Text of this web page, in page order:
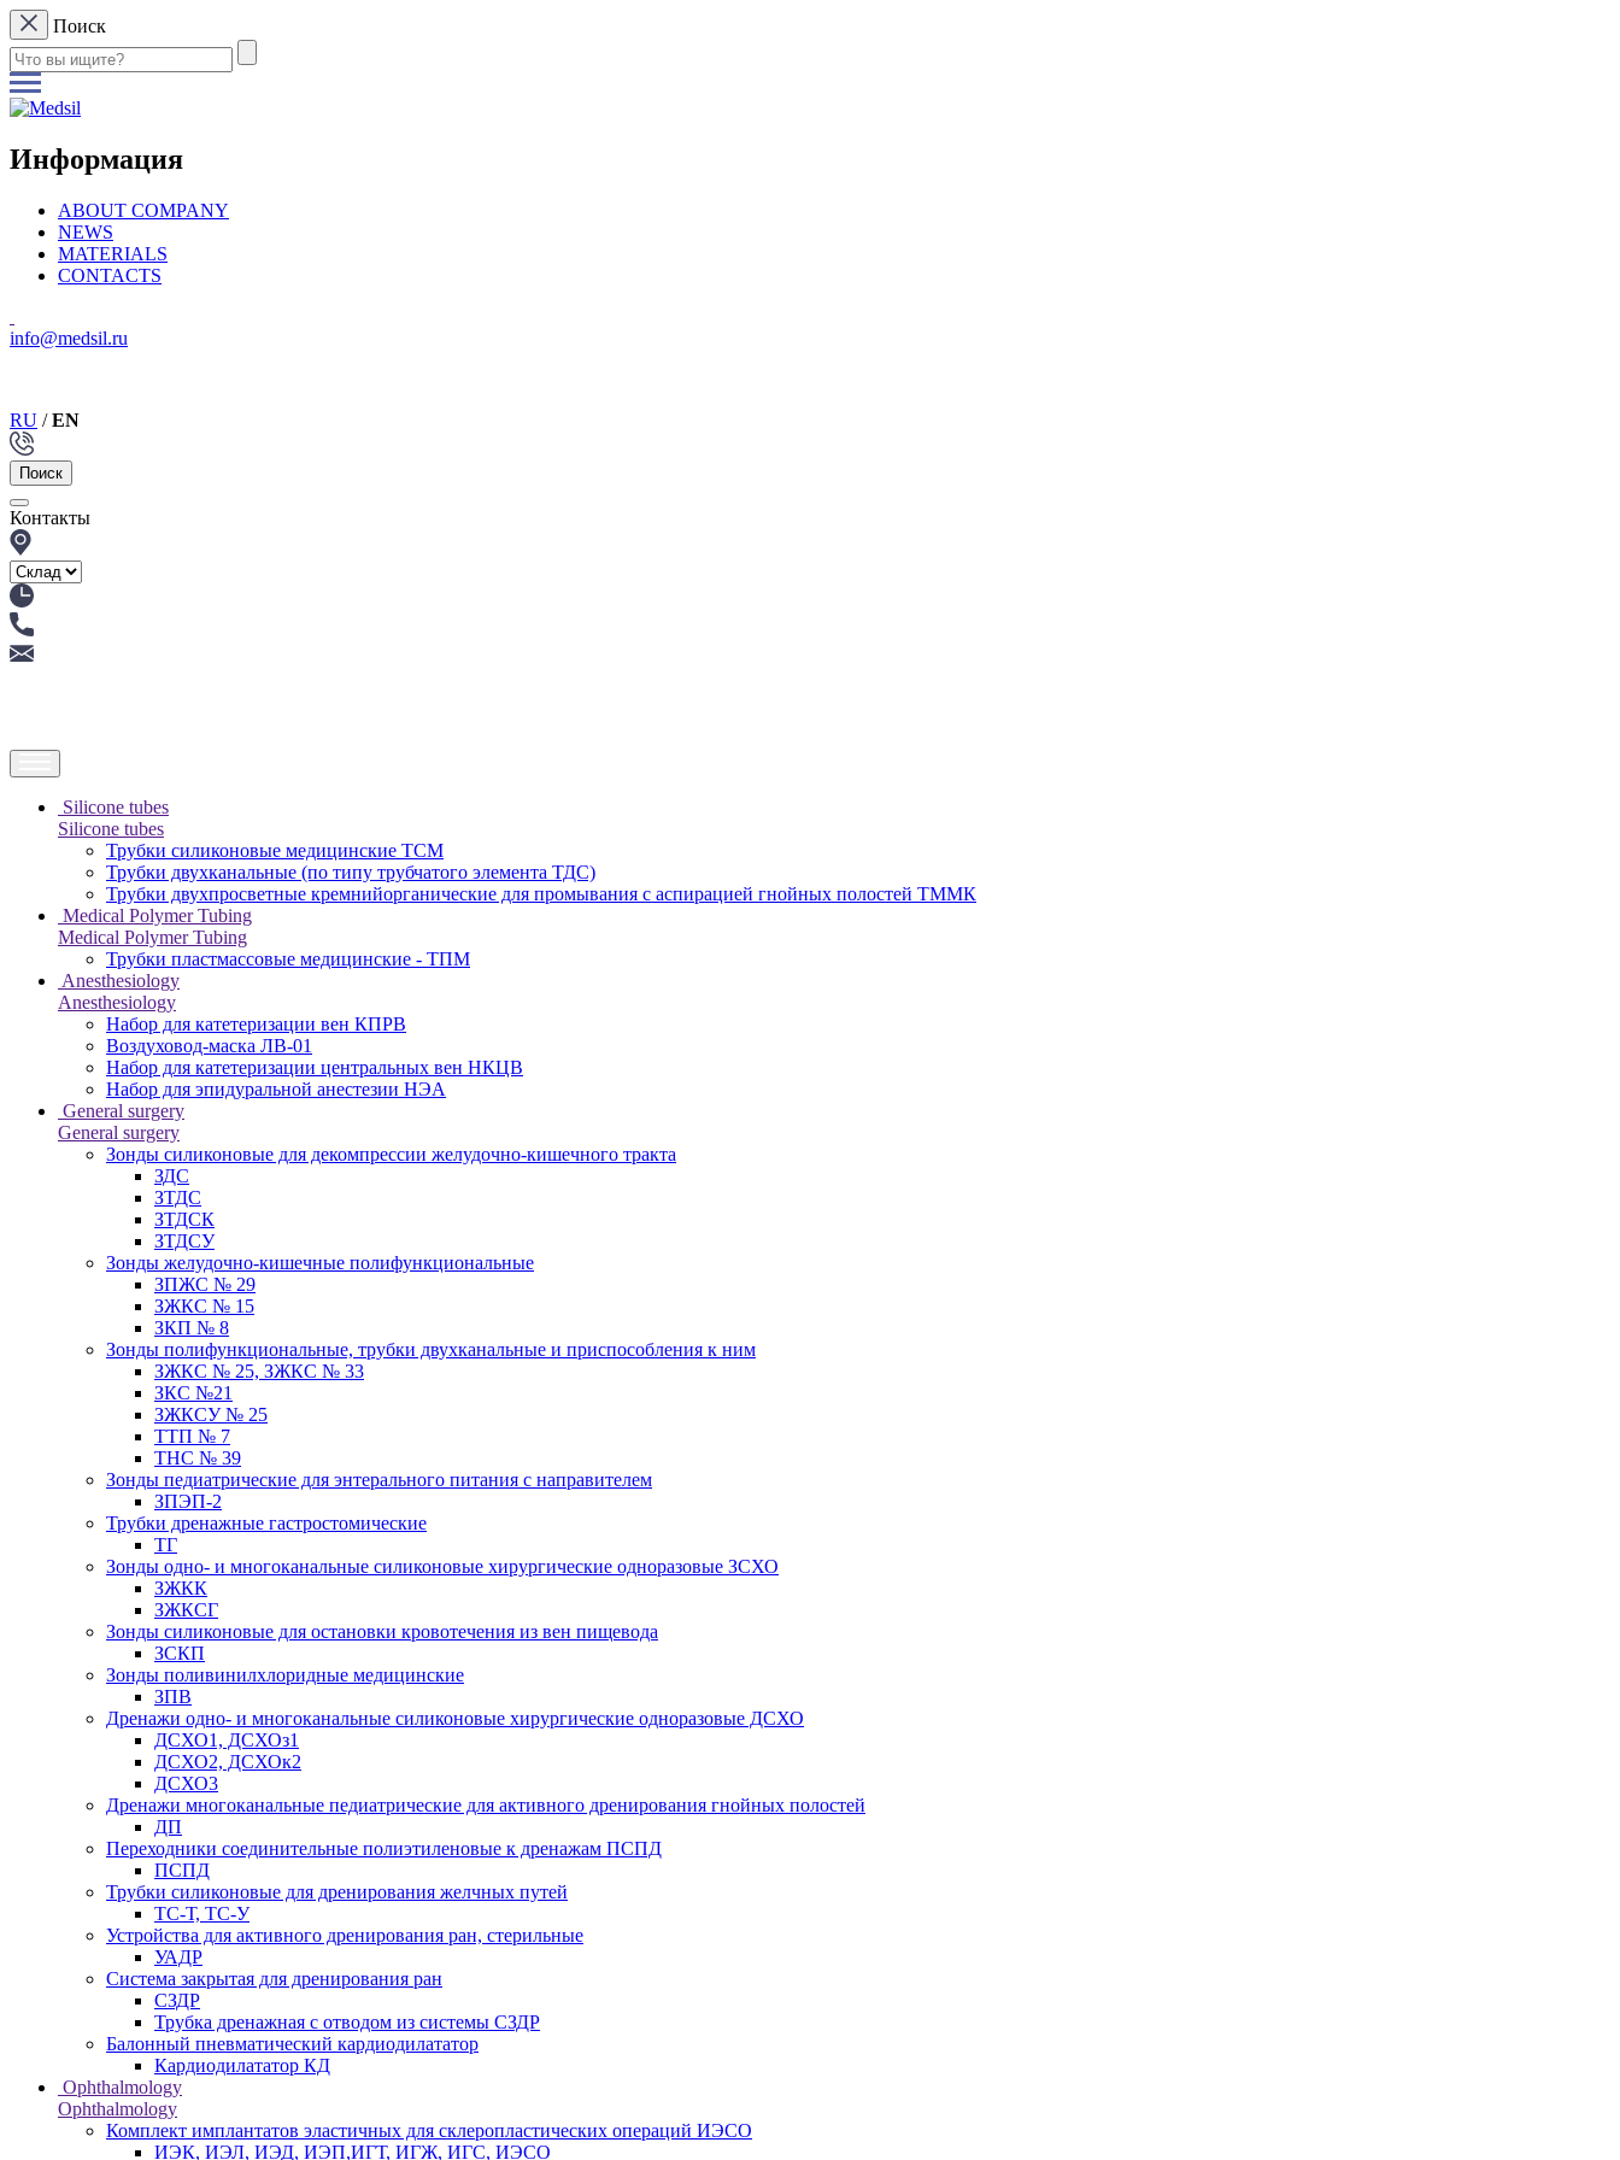
Поиск
Информация
ABOUT COMPANY
NEWS
MATERIALS
CONTACTS
info@medsil.ru
RU /EN
Поиск
Контакты
Silicone tubes
Silicone tubes
Трубки силиконовые медицинские ТСМ
Трубки двухканальные (по типу трубчатого элемента ТДС)
Трубки двухпросветные кремнийорганические для промывания с аспирацией гнойных полостей ТММК
Medical Polymer Tubing
Medical Polymer Tubing
Трубки пластмассовые медицинские - ТПМ
Anesthesiology
Anesthesiology
Набор для катетеризации вен КПРВ
Воздуховод-маска ЛВ-01
Набор для катетеризации центральных вен НКЦВ
Набор для эпидуральной анестезии НЭА
General surgery
General surgery
Зонды силиконовые для декомпрессии желудочно-кишечного тракта
ЗДС
ЗТДС
ЗТДСК
ЗТДСУ
Зонды желудочно-кишечные полифункциональные
ЗПЖС № 29
ЗЖКС № 15
ЗКП № 8
Зонды полифункциональные, трубки двухканальные и приспособления к ним
ЗЖКС № 25, ЗЖКС № 33
ЗКС №21
ЗЖКСУ № 25
ТТП № 7
ТНС № 39
Зонды педиатрические для энтерального питания с направителем
ЗПЭП-2
Трубки дренажные гастростомические
ТГ
Зонды одно- и многоканальные силиконовые хирургические одноразовые ЗСХО
ЗЖКК
ЗЖКСГ
Зонды силиконовые для остановки кровотечения из вен пищевода
ЗСКП
Зонды поливинилхлоридные медицинские
ЗПВ
Дренажи одно- и многоканальные силиконовые хирургические одноразовые ДСХО
ДСХО1, ДСХОз1
ДСХО2, ДСХОк2
ДСХО3
Дренажи многоканальные педиатрические для активного дренирования гнойных полостей
ДП
Переходники соединительные полиэтиленовые к дренажам ПСПД
ПСПД
Трубки силиконовые для дренирования желчных путей
ТС-Т, ТС-У
Устройства для активного дренирования ран, стерильные
УАДР
Система закрытая для дренирования ран
СЗДР
Трубка дренажная с отводом из системы СЗДР
Балонный пневматический кардиодилататор
Кардиодилататор КД
Ophthalmology
Ophthalmology
Комплект имплантатов эластичных для склеропластических операций ИЭСО
ИЭК, ИЭЛ, ИЭД, ИЭП,ИГТ, ИГЖ, ИГС, ИЭСО